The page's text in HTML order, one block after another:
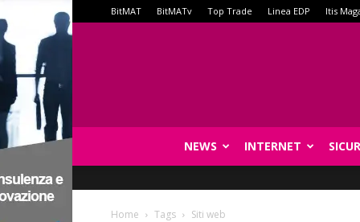
BitMAT BitMATv Top Trade Linea EDP Itis
NEWS INTERNET
Home Tags Siti web